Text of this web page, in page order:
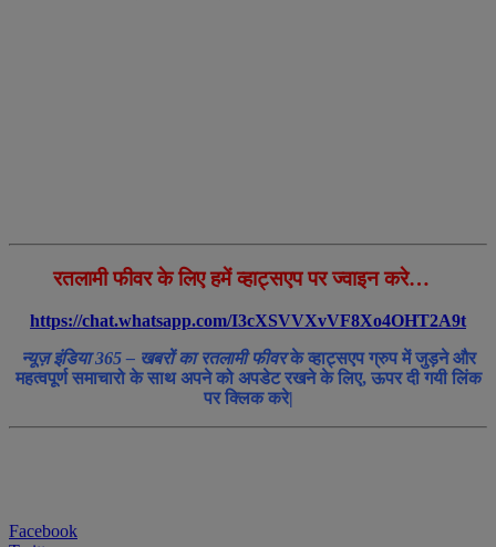
रतलामी फीवर के लिए हमें व्हाट्सएप पर ज्वाइन करे…
https://chat.whatsapp.com/I3cXSVVXvVF8Xo4OHT2A9t
न्यूज़ इंडिया 365 – खबरों का रतलामी फीवरके व्हाट्सएप ग्रुप में जुड़ने और
महत्वपूर्ण समाचारो के साथ अपने को अपडेट रखने के लिए, ऊपर दी गयी लिंक
पर क्लिक करे|
Facebook